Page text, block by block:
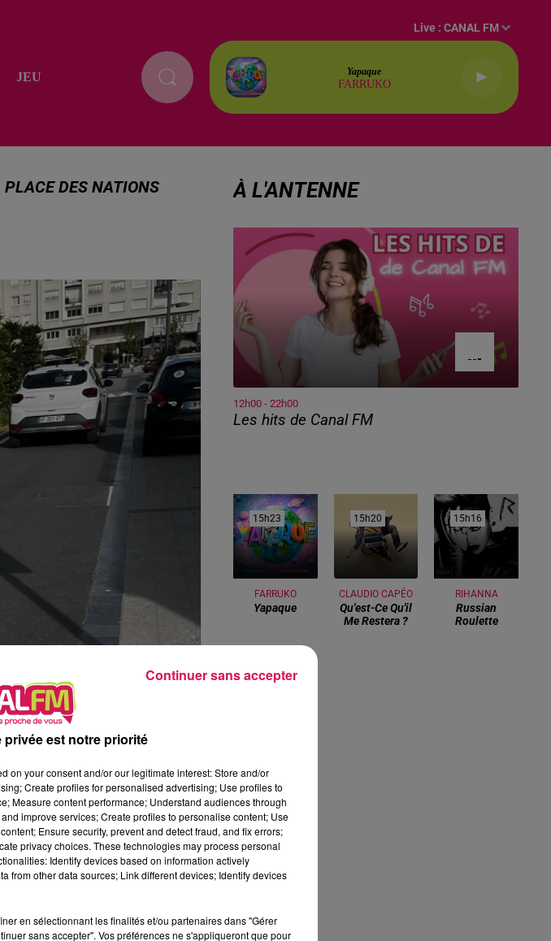
JEU
Live :CANAL FM
Yapaque
FARRUKO
DES NATIONS
Maubeuge : les véhicules,
donnée aux piétons. Une
Mabuse. L’objectif
Maubeuge. Une mise en
eux, un renforcement des
à Maubeuge
À L'ANTENNE
12h00 - 22h00
Les hits de Canal FM
15h23
15h23
FARRUKO
Yapaque
15h20
15h20
CLAUDIO CAPÉO
Qu'est-Ce Qu'il
Me Restera ?
15h16
15h16
RIHANNA
Russian
Roulette
est notre priorité
on your consent and/or our legitimate interest: Store and/or
Create profiles for personalised advertising; Use profiles to
Measure content performance; Understand audiences through
improve services; Create profiles to personalise content; Use
Ensure security, prevent and detect fraud, and fix errors;
privacy choices. These technologies may process personal
Identify devices based on information actively
from other data sources; Link different devices; Identify devices
en sélectionnant les finalités et/ou partenaires dans "Gérer
sans accepter". Vos préférences ne s'appliqueront que pour
Continuer sans accepter